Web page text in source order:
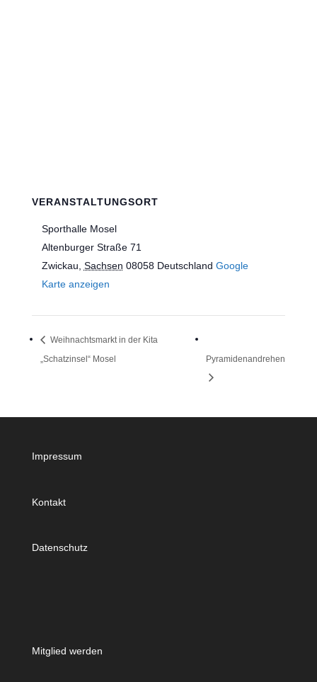
VERANSTALTUNGSORT
Sporthalle Mosel
Altenburger Straße 71
Zwickau, Sachsen 08058 Deutschland Google
Karte anzeigen
Weihnachtsmarkt in der Kita
„Schatzinsel“ Mosel
Pyramidenandrehen
Impressum
Kontakt
Datenschutz
Mitglied werden